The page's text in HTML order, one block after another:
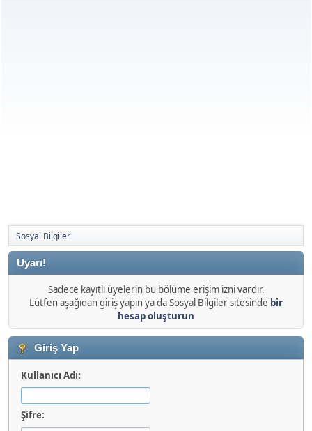
Sosyal Bilgiler
Uyarı!
Sadece kayıtlı üyelerin bu bölüme erişim izni vardır.
Lütfen aşağıdan giriş yapın ya da Sosyal Bilgiler sitesinde bir
hesap oluşturun
Giriş Yap
Kullanıcı Adı:
Şifre: